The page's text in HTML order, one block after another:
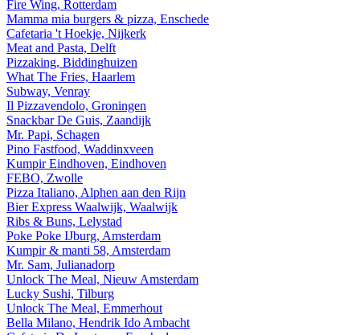
Fire Wing, Rotterdam
Mamma mia burgers & pizza, Enschede
Cafetaria 't Hoekje, Nijkerk
Meat and Pasta, Delft
Pizzaking, Biddinghuizen
What The Fries, Haarlem
Subway, Venray
Il Pizzavendolo, Groningen
Snackbar De Guis, Zaandijk
Mr. Papi, Schagen
Pino Fastfood, Waddinxveen
Kumpir Eindhoven, Eindhoven
FEBO, Zwolle
Pizza Italiano, Alphen aan den Rijn
Bier Express Waalwijk, Waalwijk
Ribs & Buns, Lelystad
Poke Poke IJburg, Amsterdam
Kumpir & manti 58, Amsterdam
Mr. Sam, Julianadorp
Unlock The Meal, Nieuw Amsterdam
Lucky Sushi, Tilburg
Unlock The Meal, Emmerhout
Bella Milano, Hendrik Ido Ambacht